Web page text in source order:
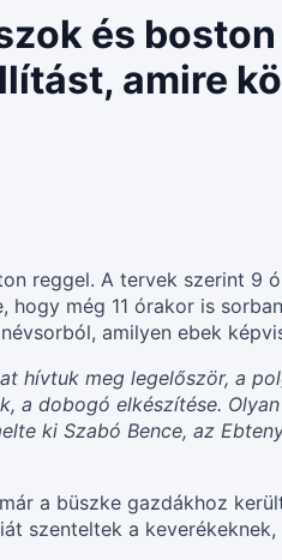
és
amire
reggel. A tervek szerint 9
még 11 órakor is
amilyen ebek
hívtuk meg legelőször, a
a dobogó elkészítése.
ki Szabó Bence, az
a büszke gazdákhoz
szenteltek a